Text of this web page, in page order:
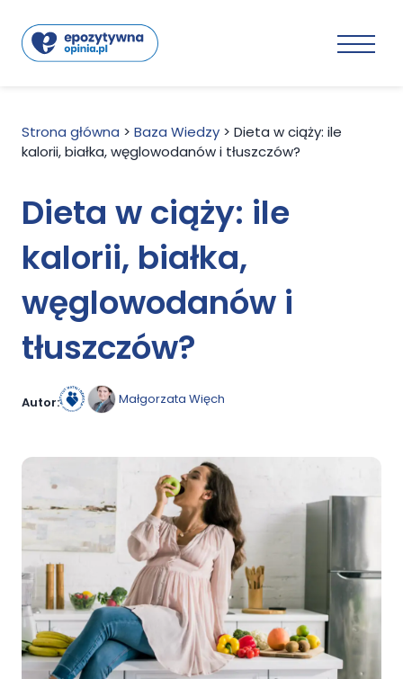
Strona główna > Baza Wiedzy > Dieta w ciąży: ile
kalorii, białka, węglowodanów i tłuszczów?
Dieta w ciąży: ile
kalorii, białka,
węglowodanów i
tłuszczów?
Autor: Małgorzata Więch